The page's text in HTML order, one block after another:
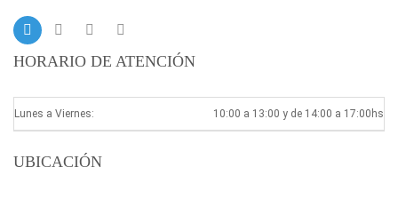
HORARIO DE ATENCIÓN
Lunes a Viernes: 10:00 a 13:00 y de 14:00 a 17:00hs
UBICACIÓN